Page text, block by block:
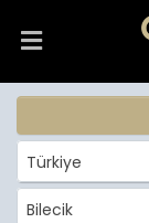
Türkiye
Bilecik